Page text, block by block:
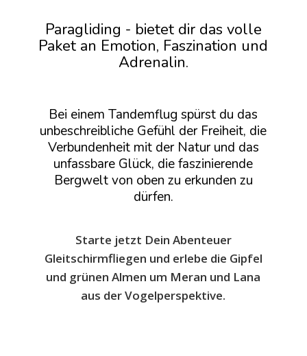
Paragliding - bietet dir das volle
Paket an Emotion, Faszination und
Adrenalin.
Bei einem Tandemflug spürst du das
unbeschreibliche Gefühl der Freiheit, die
Verbundenheit mit der Natur und das
unfassbare Glück, die faszinierende
Bergwelt von oben zu erkunden zu
dürfen.
Starte jetzt Dein Abenteuer
Gleitschirmfliegen und erlebe die Gipfel
und grünen Almen um Meran und Lana
aus der Vogelperspektive.